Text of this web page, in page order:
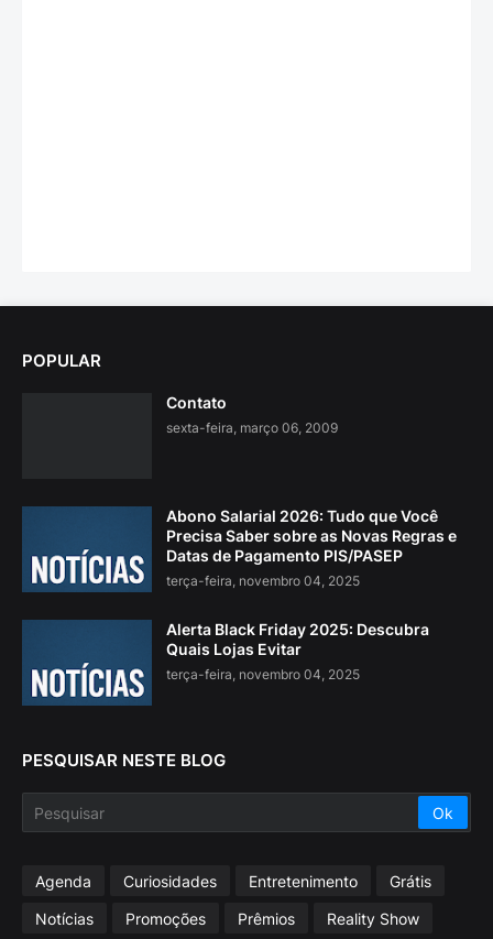
POPULAR
Contato
sexta-feira, março 06, 2009
Abono Salarial 2026: Tudo que Você
Precisa Saber sobre as Novas Regras e
Datas de Pagamento PIS/PASEP
terça-feira, novembro 04, 2025
Alerta Black Friday 2025: Descubra
Quais Lojas Evitar
terça-feira, novembro 04, 2025
PESQUISAR NESTE BLOG
Agenda Curiosidades Entretenimento
Grátis
Notícias
Promoções Prêmios
Reality Show